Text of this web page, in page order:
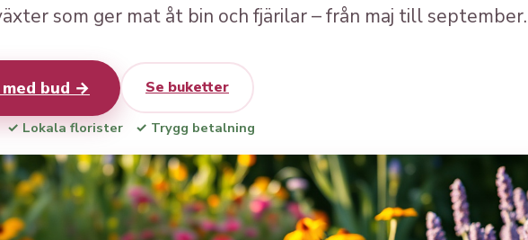
som ger mat åt bin och fjärilar – från maj till september.
bud → Se buketter
✓ Lokala florister ✓ Trygg betalning